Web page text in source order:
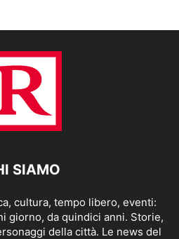
SIAMO
cultura, tempo libero, eventi:
giorno, da quindici anni. Storie,
della città. Le news del